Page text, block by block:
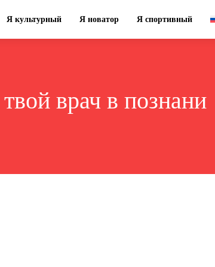
Я культурный Я новатор Я спортивный
твой врач в познани